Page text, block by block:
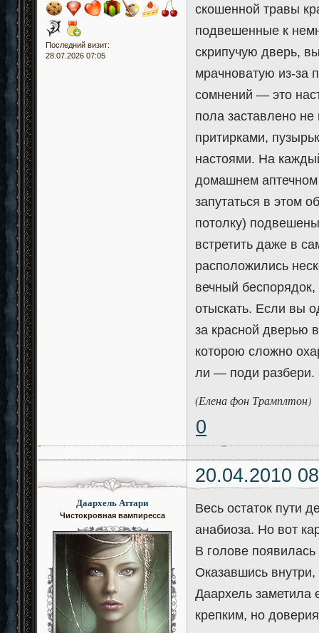
Последний визит:
28.07.2026 07:05
скошенной травы
подвешенные к
скрипучую дверь,
мрачноватую из-за
сомнений — это
пола заставлено
притирками,
настоями. На
домашнем аптечном
запутаться в этом
потолку)
встретить даже в
расположились
вечный беспорядок,
отыскать. Если вы
за красной дверью
которою сложно
ли — поди разбери.
(Елена фон Трамплтон)
0
20.04.2010
Даархель Аттари
Чистокровная вампиресса
Весь остаток пути
анабиоза. Но вот
В голове
Оказавшись внутри,
Даархель заметила
крепким, но